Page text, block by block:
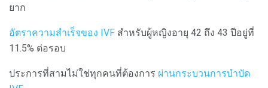
ยาก
อัตราความสำเร็จของ IVF สำหรับผู้หญิงอายุ 42 ถึง 43 ปีอยู่ที่
11.5% ต่อรอบ
ประการที่สามไม่ใช่ทุกคนที่ต้องการ ผ่านกระบวนการบำบัด